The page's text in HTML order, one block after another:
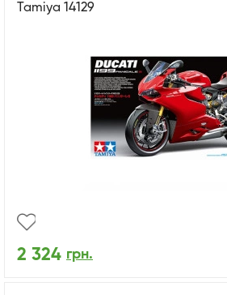
Tamiya 14129
2 324 грн.